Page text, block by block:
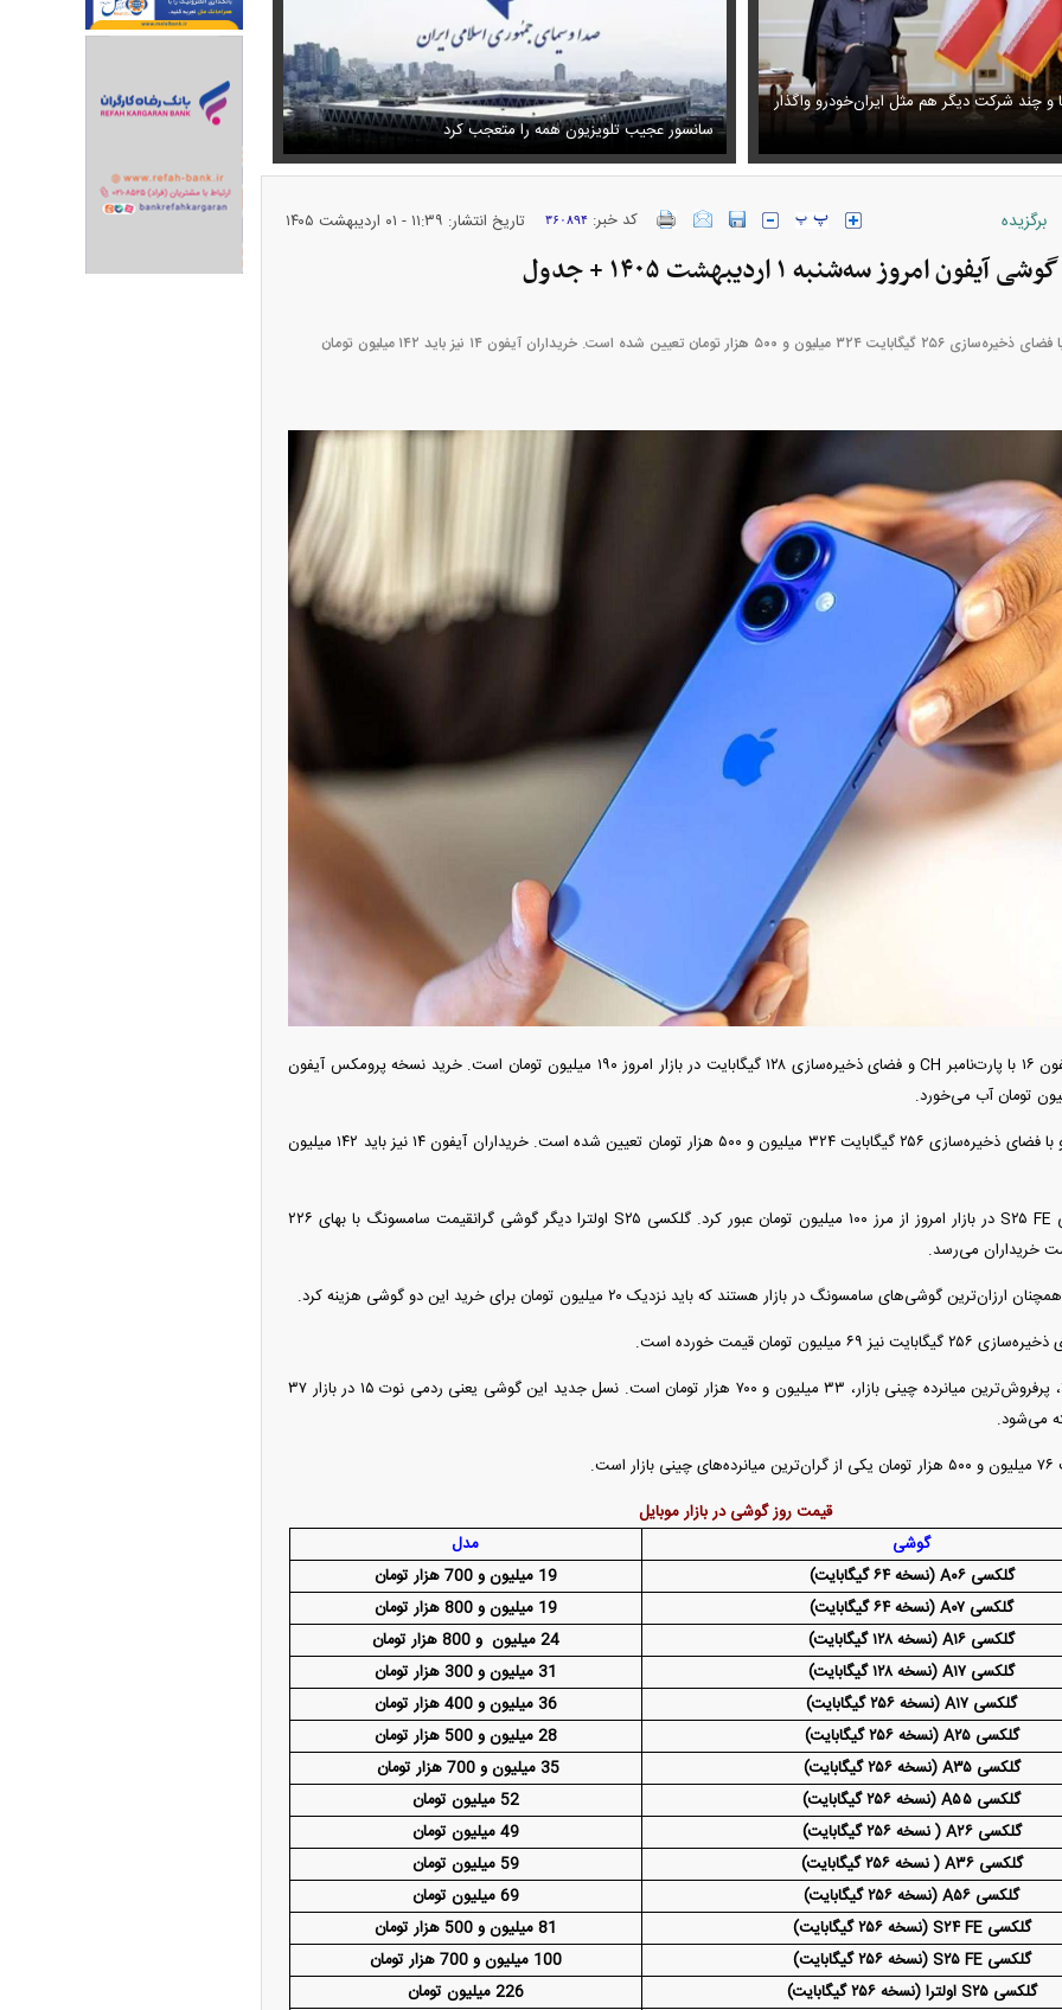
و چند شرکت دیگر هم مثل ایران‌خودرو واگذار
حمله خلبانان ایرانی به پایگاه آمریکا بدون GPS
فیلم/ پزشکیان: اگر ارز ترجیحی را حذف
پیش می‌آمد
نوه ناصرالدین شاه در لباس دامادی سانسور عجیب تلویزیون همه را متعجب کرد استایل جدید صابر ابر در فضای مجازی
برگزیده کد خبر:۳۶۰۸۹۴ تاریخ انتشار: ۱۱:۳۹ - ۰۱ ارديبهشت ۱۴۰۵
امروز سه‌شنبه ۱ اردیبهشت ۱۴۰۵ + جدول
قیمت آیفون ۱۷ پرو با فضای ذخیره‌سازی ۲۵۶ گیگابایت ۳۲۴ میلیون و ۵۰۰ هزار تومان تعیین شده است. خریداران آیفون ۱۴ نیز باید ۱۴۲ میلیون تومان
قیمت آیفون ۱۶ با پارت‌نامبر CH و فضای ذخیره‌سازی ۱۲۸ گیگابایت در بازار امروز ۱۹۰ میلیون تومان است. خرید نسخه پرومکس آیفون
قیمت آیفون ۱۷ پرو با فضای ذخیره‌سازی ۲۵۶ گیگابایت ۳۲۴ میلیون و ۵۰۰ هزار تومان تعیین شده است. خریداران آیفون ۱۴ نیز باید ۱۴۲ میلیون
قیمت نسخه گلکسی S۲۵ FE در بازار امروز از مرز ۱۰۰ میلیون تومان عبور کرد. گلکسی S۲۵ اولترا دیگر گوشی گرانقیمت سامسونگ با بهای ۲۲۶
خریداران می‌رسد.
قیمت ردمی نوت ۱۴، پرفروش‌ترین میانرده چینی بازار، ۳۳ میلیون و ۷۰۰ هزار تومان است. نسل جدید این گوشی یعنی ردمی نوت ۱۵ در بازار ۳۷
می‌شود.
قیمت روز گوشی در بازار موبایل
گوشی
مدل
گلکسی A۰۶ (نسخه ۶۴ گیگابایت)
19 میلیون و 700 هزار تومان
گلکسی A۰۷ (نسخه ۶۴ گیگابایت)
19 میلیون و 800 هزار تومان
گلکسی A۱۶ (نسخه ۱۲۸ گیگابایت)
24 میلیون و 800 هزار تومان
گلکسی A۱۷ (نسخه ۱۲۸ گیگابایت)
31 میلیون و 300 هزار تومان
گلکسی A۱۷ (نسخه ۲۵۶ گیگابایت)
36 میلیون و 400 هزار تومان
گلکسی A۲۵ (نسخه ۲۵۶ گیگابایت)
28 میلیون و 500 هزار تومان
گلکسی A۳۵ (نسخه ۲۵۶ گیگابایت)
35 میلیون و 700 هزار تومان
گلکسی A۵۵ (نسخه ۲۵۶ گیگابایت)
52 میلیون تومان
گلکسی A۲۶ ( نسخه ۲۵۶ گیگابایت)
49 میلیون تومان
گلکسی A۳۶ ( نسخه ۲۵۶ گیگابایت)
59 میلیون تومان
گلکسی A۵۶ (نسخه ۲۵۶ گیگابایت)
69 میلیون تومان
گلکسی S۲۴ FE (نسخه ۲۵۶ گیگابایت)
81 میلیون و 500 هزار تومان
گلکسی S۲۵ FE (نسخه ۲۵۶ گیگابایت)
100 میلیون و 700 هزار تومان
گلکسی S۲۵ اولترا (نسخه ۲۵۶ گیگابایت)
226 میلیون تومان
ارز‌ها + جدول قیمت خودرو‌های ایران خودرو + جدول قیمت خودرو‌های ایران خودرو + جدول
مسکن؛ فنر
شده
کارنامه مردود محسن پاک‌ نژاد؛ از افت شدید
درآمد ارزی تا بازی با عزل و نصب‌ها
پیش‌بینی بورس امروز دوشنبه ۱۲ مرداد ماه
۱۴۰۵
هجوم خودروسازان چینی به اروپا؛ آیا
کارخانه‌های بحران‌زده نجات پیدا می‌کنند؟
واردات خودرو از منطقه آزاد تهران؛ مناظره
داغی که بازار خودرو را تحت تأثیر قرار داد
قدرت تهدید
رونمایی از پوکو M ۸ پاور با باتری ۸۰۰۰
چین از بمب افکن H-۶N با موشک هسته‌ای